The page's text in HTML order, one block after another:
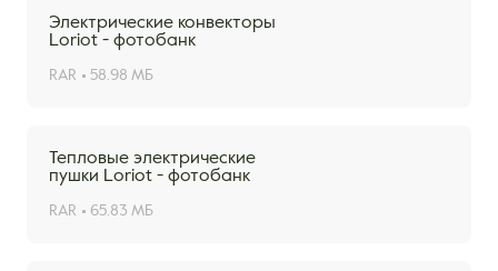
Электрические конвекторы
Loriot - фотобанк
RAR 58.98 МБ
Тепловые электрические
пушки Loriot - фотобанк
RAR 65.83 МБ